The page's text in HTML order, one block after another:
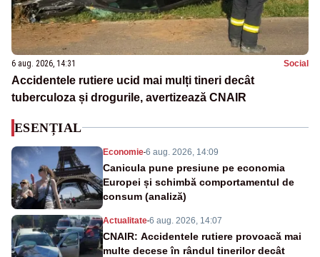
6 aug. 2026, 14:31 Social
Accidentele rutiere ucid mai mulți tineri decât
tuberculoza și drogurile, avertizează CNAIR
ESENȚIAL
Economie-6 aug. 2026, 14:09
Canicula pune presiune pe economia
Europei și schimbă comportamentul de
consum (analiză)
Actualitate-6 aug. 2026, 14:07
CNAIR: Accidentele rutiere provoacă mai
multe decese în rândul tinerilor decât